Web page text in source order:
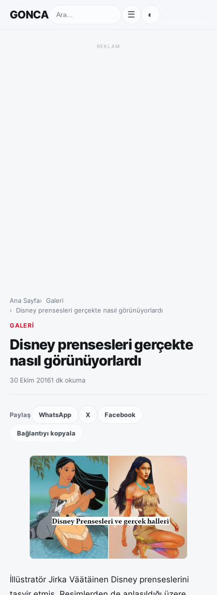
GONCA ☰ ◐
REKLAM
Ana Sayfa
Galeri
Disney prensesleri gerçekte nasıl görünüyorlardı
GALERI
Disney prensesleri gerçekte
nasıl görünüyorlardı
30 Ekim 20161 dk okuma
Paylaş WhatsApp X Facebook
Bağlantıyı kopyala
İllüstratör Jirka Väätäinen Disney prenseslerini